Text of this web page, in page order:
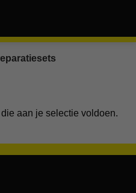
aan je selectie voldoen.